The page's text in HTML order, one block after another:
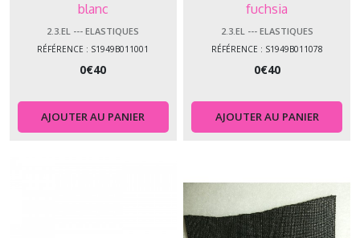
blanc
2.3.EL --- ELASTIQUES
RÉFÉRENCE : S1949B011001
0€40
AJOUTER AU PANIER
fuchsia
2.3.EL --- ELASTIQUES
RÉFÉRENCE : S1949B011078
0€40
AJOUTER AU PANIER